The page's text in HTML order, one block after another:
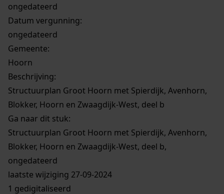
ongedateerd
Datum vergunning:
ongedateerd
Gemeente:
Hoorn
Beschrijving:
Structuurplan Groot Hoorn met Spierdijk, Avenhorn,
Blokker, Hoorn en Zwaagdijk-West, deel b
Ga naar dit stuk:
Structuurplan Groot Hoorn met Spierdijk, Avenhorn,
Blokker, Hoorn en Zwaagdijk-West, deel b,
ongedateerd
laatste wijziging 27-09-2024
1 gedigitaliseerd